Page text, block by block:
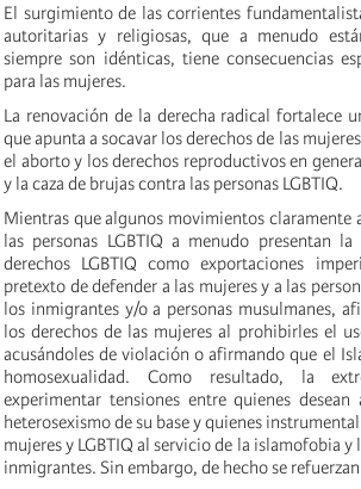
El surgimiento de las corrientes
autoritarias y religiosas, que a menudo
siempre son idénticas, tiene consecuencias
para las mujeres.
La renovación de la derecha radical fortalece
que apunta a socavar los derechos de las
el aborto y los derechos reproductivos en
y la caza de brujas contra las personas LGBTIQ.
Mientras que algunos movimientos claramente
las personas LGBTIQ a menudo presentan
derechos LGBTIQ como exportaciones
pretexto de defender a las mujeres y a las
los inmigrantes y/o a personas musulmanes,
los derechos de las mujeres al prohibirles el
acusándoles de violación o afirmando que el
homosexualidad. Como resultado, la
experimentar tensiones entre quienes
heterosexismo de su base y quienes
mujeres y LGBTIQ al servicio de la islamofobia
inmigrantes. Sin embargo, de hecho se